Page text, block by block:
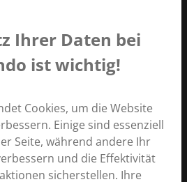
Ihrer Daten bei
ist wichtig!
Cookies, um die Website
Einige sind essenziell
Seite, während andere Ihr
und die Effektivität
sicherstellen. Ihre